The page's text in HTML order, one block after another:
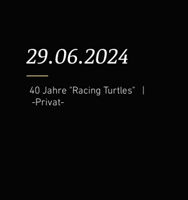
29.06.2024
40 Jahre "Racing Turtles" |
-Privat-